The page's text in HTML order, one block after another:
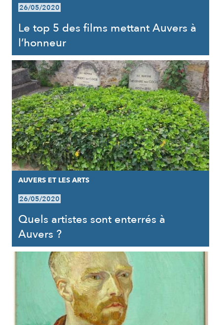
26/05/2020
Le top 5 des films mettant Auvers à
l’honneur
AUVERS ET LES ARTS
26/05/2020
Quels artistes sont enterrés à
Auvers ?